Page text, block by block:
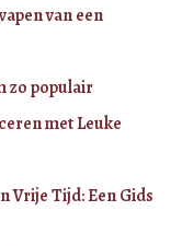
van een
zo populair
met Leuke
Vrije Tijd: Een Gids